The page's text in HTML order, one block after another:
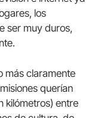
los
ser muy duros,
más claramente
querían
kilómetros) entre